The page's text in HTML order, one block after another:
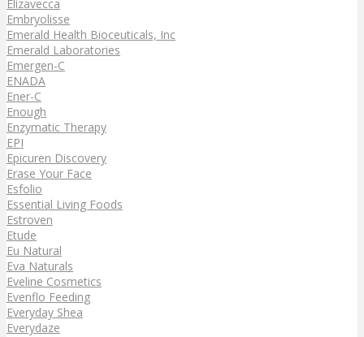
Elizavecca
Embryolisse
Emerald Health Bioceuticals, Inc
Emerald Laboratories
Emergen-C
ENADA
Ener-C
Enough
Enzymatic Therapy
EPI
Epicuren Discovery
Erase Your Face
Esfolio
Essential Living Foods
Estroven
Etude
Eu Natural
Eva Naturals
Eveline Cosmetics
Evenflo Feeding
Everyday Shea
Everydaze